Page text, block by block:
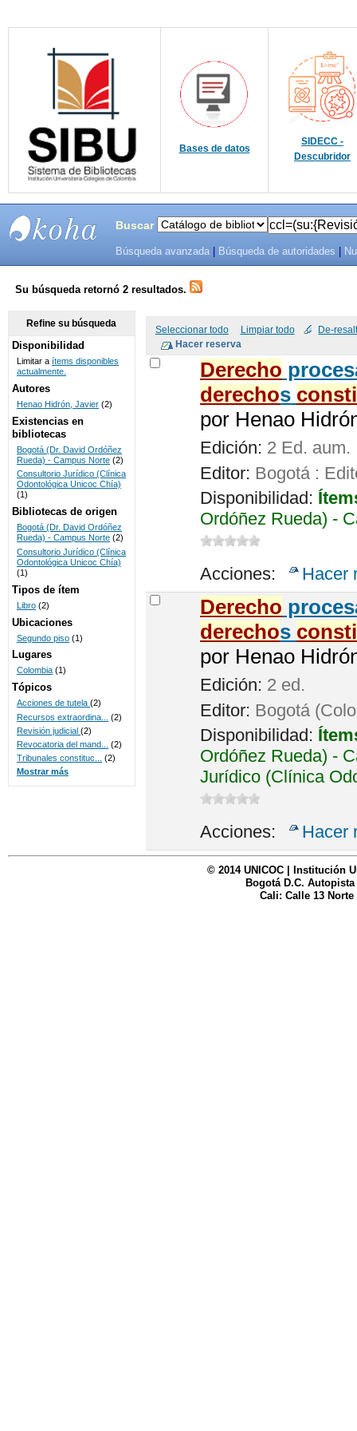
Bases de datos
SIDECC -
Descubridor
SISTEMAS
DE
BIBLIOTECAS
UNICOC
Buscar
Búsqueda avanzada Búsqueda de autoridades
Su búsqueda retornó 2 resultados.
Seleccionar todo Limpiar todo De-
Derecho
derechos
por Henao
Edición: 2 Ed. aum.
Editor: Bogotá :
Disponibilidad:
Ordóñez Rueda) -
Acciones: Hacer
Derecho
derechos
por Henao
Edición: 2 ed.
Editor: Bogotá
Disponibilidad:
Ordóñez Rueda) -
Jurídico (Clínica
Acciones: Hacer
Refine su búsqueda
Disponibilidad
Limitar a ítems disponibles
actualmente.
Autores
Henao Hidrón, Javier (2)
Existencias en
bibliotecas
Bogotá (Dr. David Ordóñez
Rueda) - Campus Norte (2)
Consultorio Jurídico (Clínica
Odontológica Unicoc Chía)
(1)
Bibliotecas de origen
Bogotá (Dr. David Ordóñez
Rueda) - Campus Norte (2)
Consultorio Jurídico (Clínica
Odontológica Unicoc Chía)
(1)
Tipos de ítem
Libro (2)
Ubicaciones
Segundo piso (1)
Lugares
Colombia (1)
Tópicos
Acciones de tutela (2)
Recursos extraordina...
(2)
Revisión judicial (2)
Revocatoria del mand...
(2)
Tribunales constituc...
(2)
Mostrar más
© 2014 UNICOC | Institución
Bogotá D.C. Autopista
Cali: Calle 13 Norte